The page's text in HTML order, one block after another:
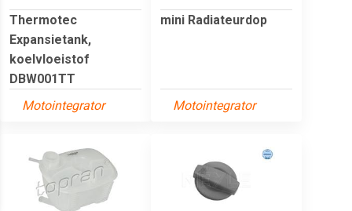
Thermotec
Expansietank,
koelvloeistof
DBW001TT
Motointegrator
mini Radiateurdop
Motointegrator